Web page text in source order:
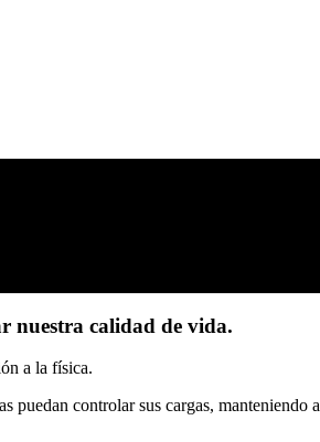
nuestra calidad de vida.
a la física.
puedan controlar sus cargas, manteniendo